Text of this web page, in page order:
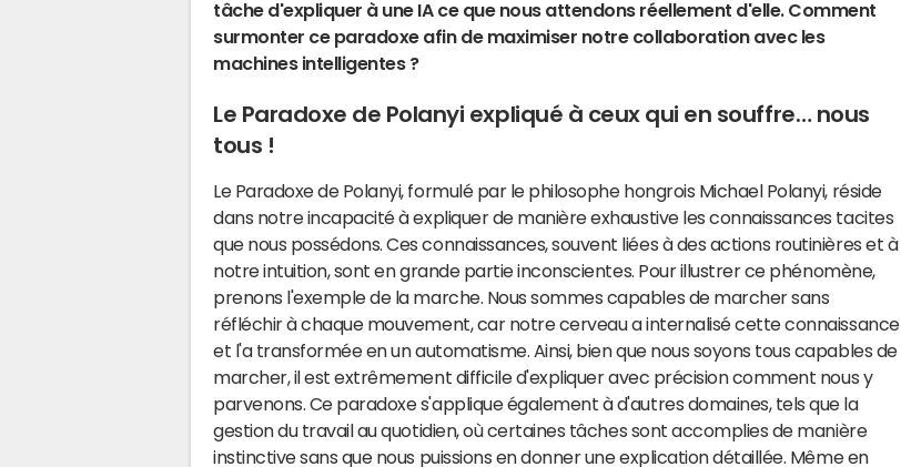
tâche d'expliquer à une IA ce que nous attendons réellement d'elle. Comment
surmonter ce paradoxe afin de maximiser notre collaboration avec les
machines intelligentes ?
Le Paradoxe de Polanyi expliqué à ceux qui en souffre… nous
tous !
Le Paradoxe de Polanyi, formulé par le philosophe hongrois Michael Polanyi, réside
dans notre incapacité à expliquer de manière exhaustive les connaissances tacites
que nous possédons. Ces connaissances, souvent liées à des actions routinières et à
notre intuition, sont en grande partie inconscientes. Pour illustrer ce phénomène,
prenons l'exemple de la marche. Nous sommes capables de marcher sans
réfléchir à chaque mouvement, car notre cerveau a internalisé cette connaissance
et l'a transformée en un automatisme. Ainsi, bien que nous soyons tous capables de
marcher, il est extrêmement difficile d'expliquer avec précision comment nous y
parvenons. Ce paradoxe s'applique également à d'autres domaines, tels que la
gestion du travail au quotidien, où certaines tâches sont accomplies de manière
instinctive sans que nous puissions en donner une explication détaillée. Même en